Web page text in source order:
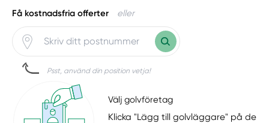
Få kostnadsfria offerter eller
Psst, använd din position vetja!
Välj golvföretag
Klicka "Lägg till golvläggare" på de